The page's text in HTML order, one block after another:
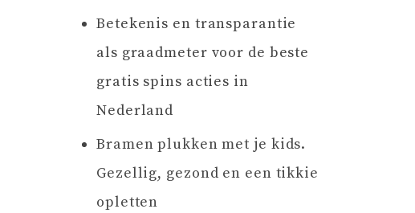
Betekenis en transparantie
als graadmeter voor de beste
gratis spins acties in
Nederland
Bramen plukken met je kids.
Gezellig, gezond en een tikkie
opletten